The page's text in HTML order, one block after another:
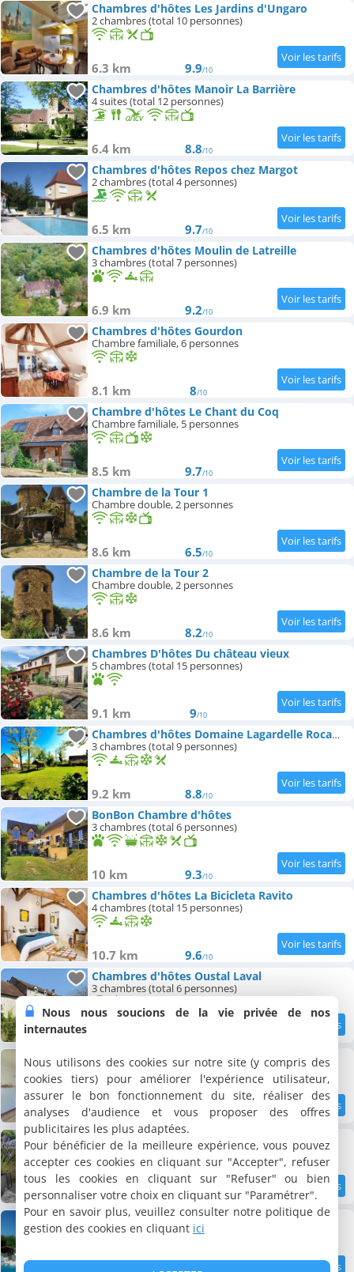
Chambres d'hôtes Les Jardins d'Ungaro
2 chambres (total 10 personnes)
6.3 km 9.9/10
Chambres d'hôtes Manoir La Barrière
4 suites (total 12 personnes)
6.4 km 8.8/10
Chambres d'hôtes Repos chez Margot
2 chambres (total 4 personnes)
6.5 km 9.7/10
Chambres d'hôtes Moulin de Latreille
3 chambres (total 7 personnes)
6.9 km 9.2/10
Chambres d'hôtes Gourdon
Chambre familiale, 6 personnes
8.1 km 8/10
Chambre d'hôtes Le Chant du Coq
Chambre familiale, 5 personnes
8.5 km 9.7/10
Chambre de la Tour 1
Chambre double, 2 personnes
8.6 km 6.5/10
Chambre de la Tour 2
Chambre double, 2 personnes
8.6 km 8.2/10
Chambres D'hôtes Du château vieux
5 chambres (total 15 personnes)
9.1 km 9/10
Chambres d'hôtes Domaine Lagardelle Rocamadour
3 chambres (total 9 personnes)
9.2 km 8.8/10
BonBon Chambre d'hôtes
3 chambres (total 6 personnes)
10 km 9.3/10
Chambres d'hôtes La Bicicleta Ravito
4 chambres (total 15 personnes)
10.7 km 9.6/10
Chambres d'hôtes Oustal Laval
3 chambres (total 6 personnes)
Chambre d'hôtes Jonadam
Chambre double, 2 personnes
10.9 km 9.9 /10
Chambre d'hôtes Lavande
Chambre double, 2 personnes
11.4 km 9.4/10
Chambres d'hôtes Domaine des Catalpas
5 chambres (total 10 personnes)
Nous nous soucions de la vie privée de nos
internautes
Nous utilisons des cookies sur notre site (y compris des
cookies tiers) pour améliorer l'expérience utilisateur,
assurer le bon fonctionnement du site, réaliser des
analyses d'audience et vous proposer des offres
publicitaires les plus adaptées.
Pour bénéficier de la meilleure expérience, vous pouvez
accepter ces cookies en cliquant sur "Accepter", refuser
tous les cookies en cliquant sur "Refuser" ou bien
personnaliser votre choix en cliquant sur "Paramétrer".
Pour en savoir plus, veuillez consulter notre politique de
gestion des cookies en cliquant ici